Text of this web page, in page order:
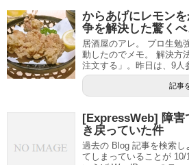
からあげにレモン
争を解決した驚く
居酒屋のアレ。 プロ生勉
動したのでメモ。 解決方
注文する」。昨日は、9人
記事
[ExpressWeb] 障
き戻っていた件
過去の Blog 記事を検索し
てしまっていることが 10/